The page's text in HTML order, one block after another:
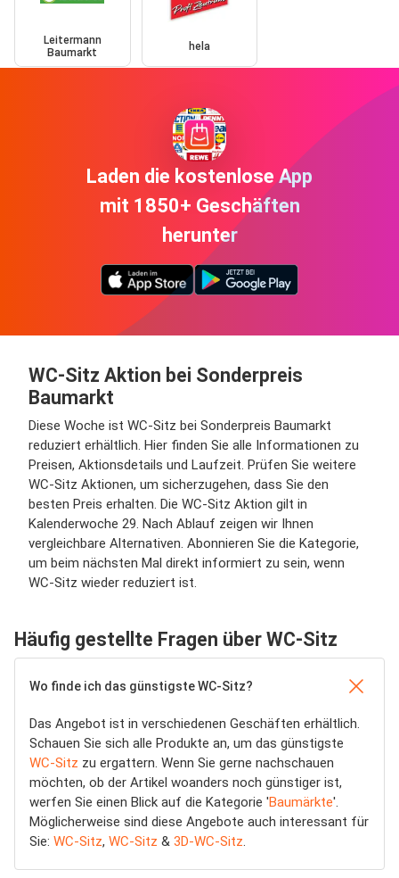
Leitermann
Baumarkt
hela
Laden die kostenlose App
mit 1850+ Geschäften
herunter
WC-Sitz Aktion bei Sonderpreis
Baumarkt
Diese Woche ist WC-Sitz bei Sonderpreis Baumarkt
reduziert erhältlich. Hier finden Sie alle Informationen zu
Preisen, Aktionsdetails und Laufzeit. Prüfen Sie weitere
WC-Sitz Aktionen, um sicherzugehen, dass Sie den
besten Preis erhalten. Die WC-Sitz Aktion gilt in
Kalenderwoche 29. Nach Ablauf zeigen wir Ihnen
vergleichbare Alternativen. Abonnieren Sie die Kategorie,
um beim nächsten Mal direkt informiert zu sein, wenn
WC-Sitz wieder reduziert ist.
Häufig gestellte Fragen über WC-Sitz
Wo finde ich das günstigste WC-Sitz?
Das Angebot ist in verschiedenen Geschäften erhältlich.
Schauen Sie sich alle Produkte an, um das günstigste
WC-Sitz zu ergattern. Wenn Sie gerne nachschauen
möchten, ob der Artikel woanders noch günstiger ist,
werfen Sie einen Blick auf die Kategorie 'Baumärkte'.
Möglicherweise sind diese Angebote auch interessant für
Sie: WC-Sitz, WC-Sitz & 3D-WC-Sitz.